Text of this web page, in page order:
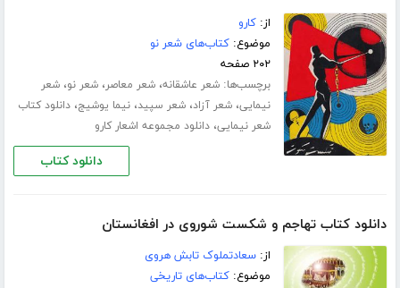
از:کارو
موضوع:کتاب‌های شعر نو
۲۰۲ صفحه
برچسب‌ها:شعر عاشقانه،شعر معاصر،شعر نو،شعر
نیمایی،شعر آزاد،شعر سپید،نیما یوشیج،دانلود کتاب
شعر نیمایی،دانلود مجموعه اشعار کارو
دانلود کتاب
دانلود کتاب تهاجم و شکست شوروی در افغانستان
از:سعادتملوک تابش هروی
موضوع:کتاب‌های تاریخی